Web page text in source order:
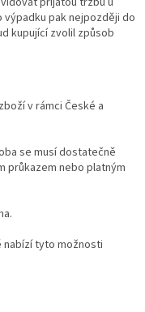
pak nejpozději do
kupující zvolil způsob
v rámci České a
se musí dostatečně
průkazem nebo platným
nabízí tyto možnosti